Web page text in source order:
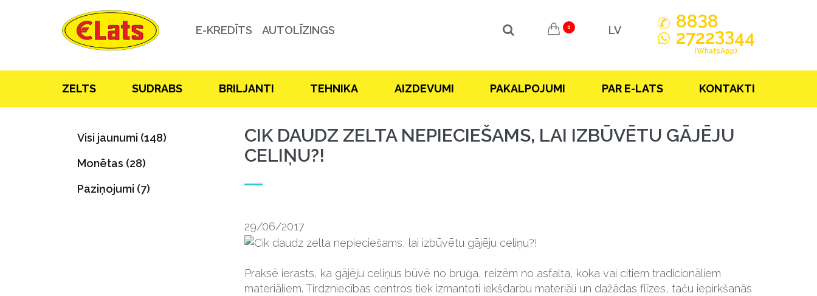
E-KREDĪTS AUTOLĪZINGS 0 LV 8838
27223344
(WhatsApp)
ZELTS SUDRABS BRILJANTI TEHNIKA AIZDEVUMI PAKALPOJUMI PAR E-LATS KONTAKTI
Visi jaunumi (148)
Monētas (28)
Paziņojumi (7)
CIK DAUDZ ZELTA NEPIECIEŠAMS, LAI IZBŪVĒTU GĀJĒJU
CELIŅU?!
29/06/2017
Praksē ierasts, ka gājēju celiņus būvē no bruģa, reizēm no asfalta, koka vai citiem tradicionāliem
materiāliem. Tirdzniecības centros tiek izmantoti iekšdarbu materiāli un dažādas flīzes, taču iepirkšanās